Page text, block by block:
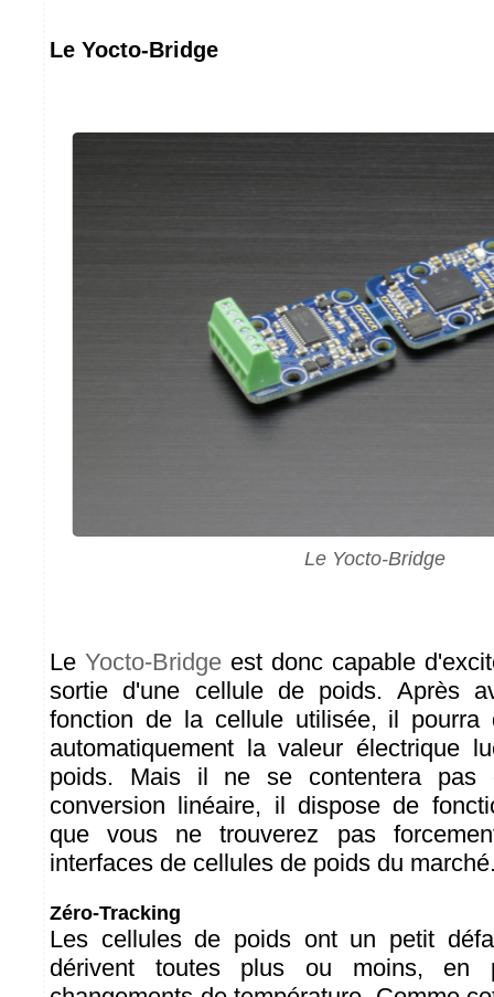
Le Yocto-Bridge
Le Yocto-Bridge
Le Yocto-Bridge est donc capable
sortie d'une cellule de poids. Après
fonction de la cellule utilisée, il pourra
automatiquement la valeur électrique
poids. Mais il ne se contentera pas
conversion linéaire, il dispose de
que vous ne trouverez pas
interfaces de cellules de poids du
Zéro-Tracking
Les cellules de poids ont un petit
dérivent toutes plus ou moins, en